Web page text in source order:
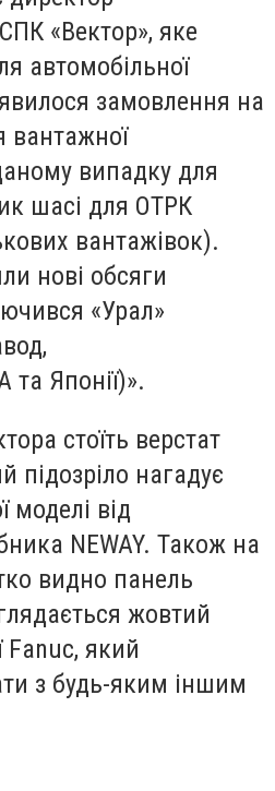
«Вектор», яке
автомобільної
замовлення на
вантажної
випадку для
шасі для ОТРК
вантажівок).
нові обсяги
«Урал»
Японії)».
стоїть верстат
підозріло нагадує
моделі від
NEWAY. Також на
видно панель
жовтий
Fanuc, який
з будь-яким іншим